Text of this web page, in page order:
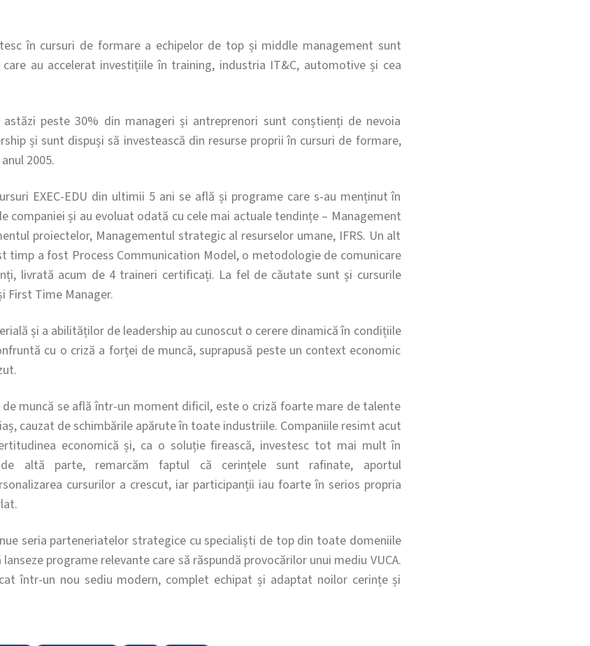
în cursuri de formare a echipelor de top și middle management sunt
care au accelerat investițiile în training, industria IT&C, automotive și cea
astăzi peste 30% din manageri și antreprenori sunt conștienți de nevoia
și sunt dispuși să investească din resurse proprii în cursuri de formare,
2005.
EXEC-EDU din ultimii 5 ani se află și programe care s-au menținut în
companiei și au evoluat odată cu cele mai actuale tendințe – Management
proiectelor, Managementul strategic al resurselor umane, IFRS. Un alt
timp a fost Process Communication Model, o metodologie de comunicare
livrată acum de 4 traineri certificați. La fel de căutate sunt și cursurile
First Time Manager.
și a abilităților de leadership au cunoscut o cerere dinamică în condițiile
cu o criză a forței de muncă, suprapusă peste un context economic
muncă se află într-un moment dificil, este o criză foarte mare de talente
cauzat de schimbările apărute în toate industriile. Companiile resimt acut
economică și, ca o soluție firească, investesc tot mai mult în
de altă parte, remarcăm faptul că cerințele sunt rafinate, aportul
cursurilor a crescut, iar participanții iau foarte în serios propria
seria parteneriatelor strategice cu specialiști de top din toate domeniile
programe relevante care să răspundă provocărilor unui mediu VUCA.
într-un nou sediu modern, complet echipat și adaptat noilor cerințe și